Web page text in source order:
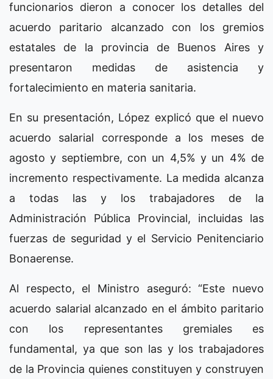
funcionarios dieron a conocer los detalles del
acuerdo paritario alcanzado con los gremios
estatales de la provincia de Buenos Aires y
presentaron medidas de asistencia y
fortalecimiento en materia sanitaria.
En su presentación, López explicó que el nuevo
acuerdo salarial corresponde a los meses de
agosto y septiembre, con un 4,5% y un 4% de
incremento respectivamente. La medida alcanza
a todas las y los trabajadores de la
Administración Pública Provincial, incluidas las
fuerzas de seguridad y el Servicio Penitenciario
Bonaerense.
Al respecto, el Ministro aseguró: “Este nuevo
acuerdo salarial alcanzado en el ámbito paritario
con los representantes gremiales es
fundamental, ya que son las y los trabajadores
de la Provincia quienes constituyen y construyen